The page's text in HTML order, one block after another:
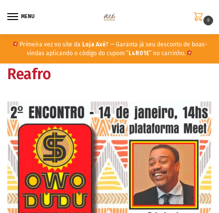
MENU
0
Primeira vez no site da Loja Axé? — Garanta já seu desconto de boas-
vindas aplicando o código do cupom “ L4R01E” no carrinho.
Reafro